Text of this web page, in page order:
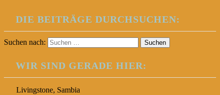
DIE BEITRÄGE DURCHSUCHEN:
Suchen nach:
WIR SIND GERADE HIER:
Livingstone, Sambia